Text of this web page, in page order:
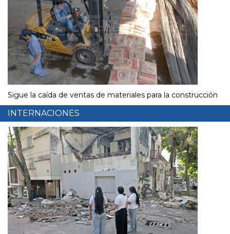
Sigue la caída de ventas de materiales para la construcción
INTERNACIONES